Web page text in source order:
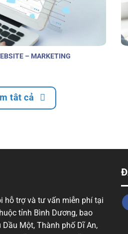
– MARKETING
tât cả
hỗ trợ và tư vấn miễn phí tại
tỉnh Bình Dương, bao
Một, Thành phố Dĩ An,